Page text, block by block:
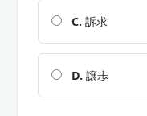
C. 訴求
D. 譲歩